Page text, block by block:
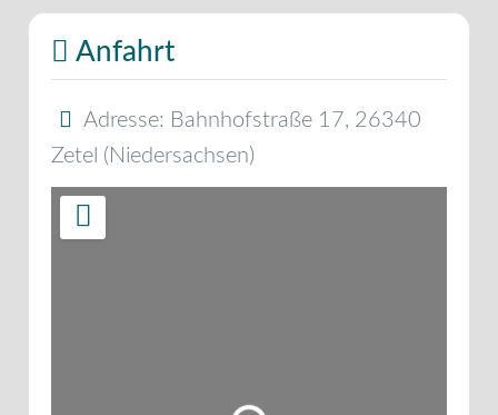
Anfahrt
Adresse: Bahnhofstraße 17, 26340
Zetel ( Niedersachsen)